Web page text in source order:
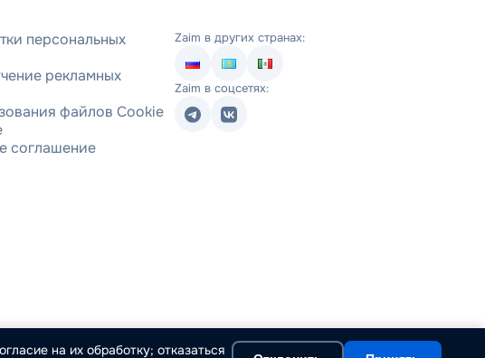
персональных
рекламных
файлов Cookie
соглашение
Zaim в других странах:
Zaim в соцсетях:
на их обработку; отказаться